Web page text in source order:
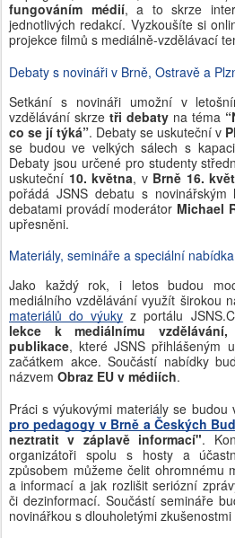
fungováním médií, a to skrze
jednotlivých redakcí. Vyzkoušíte si
projekce filmů s mediálně-vzdělávací
Debaty s novináři v Brně, Ostravě a
Setkání s novináři umožní v
vzdělávání skrze tři debaty na téma
co se jí týká”. Debaty se uskuteční v
se budou ve velkých sálech s
Debaty jsou určené pro studenty
uskuteční 10. května, v Brně 16.
pořádá JSNS debatu s
debatami provádí moderátor Michael
upřesněni.
Materiály, semináře a speciální
Jako každý rok, i letos budou
mediálního vzdělávání využít širokou
materiálů do výuky z portálu
lekce k mediálnímu
publikace, které JSNS přihlášeným
začátkem akce. Součástí nabídky
názvem Obraz EU v médiích.
Práci s výukovými materiály se budou
pro pedagogy v Brně a Českých
neztratit v záplavě informací".
organizátoři spolu s hosty a
způsobem můžeme čelit ohromnému
a informací a jak rozlišit seriózní
či dezinformací. Součástí semináře
novinářkou s dlouholetými